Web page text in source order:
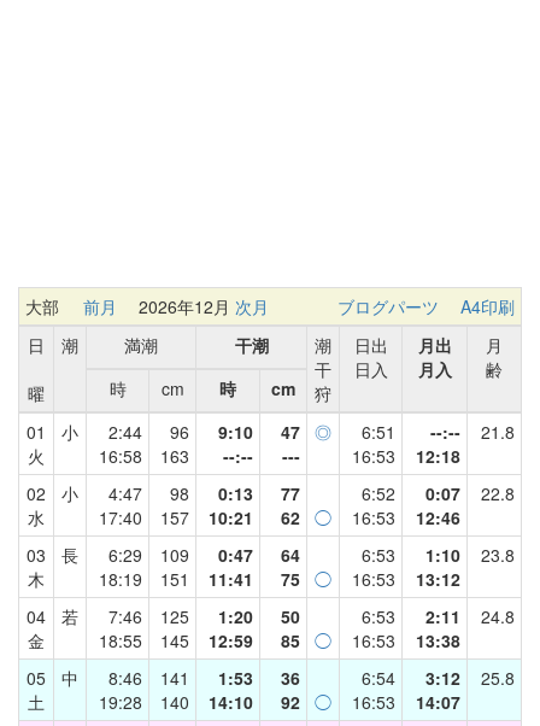
大部 前月 2026年12月 次月 ブログパーツ
A4印刷
日
曜
潮 満潮 干潮
潮
干
狩
日出
日入
月出
月入
月
齢
時
cm 時
cm
01
火
小
2:44
16:58
96
163
9:10
--:--
47
---
◎
6:51
16:53
--:--
12:18
21.8
02
水
小
4:47
17:40
98
157
0:13
10:21
77
62 ◯
6:52
16:53
0:07
12:46
22.8
03
木
長
6:29
18:19
109
151
0:47
11:41
64
75 ◯
6:53
16:53
1:10
13:12
23.8
04
金
若
7:46
18:55
125
145
1:20
12:59
50
85 ◯
6:53
16:53
2:11
13:38
24.8
05
土
中
8:46
19:28
141
140
1:53
14:10
36
92 ◯
6:54
16:53
3:12
14:07
25.8